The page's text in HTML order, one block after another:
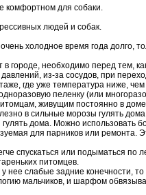
комфортном для собаки.
людей и собак.
холодное время года долго,
в городе, необходимо перед тем,
давлений, из-за сосудов, при
где уже температура ниже,
пеленку (или
живущим постоянно в
в сильные морозы гулять
дома. Можно использовать
для парников или ремонта.
спускаться или подыматься по
питомцев.
у нее слабые задние конечности,
мальчиков, и шарфом